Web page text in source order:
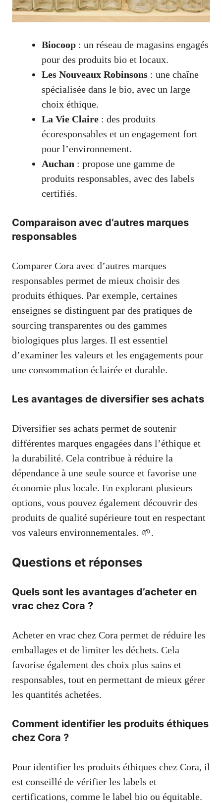
Biocoop : un réseau de magasins engagés
pour des produits bio et locaux.
Les Nouveaux Robinsons : une chaîne
spécialisée dans le bio, avec un large
choix éthique.
La Vie Claire : des produits
écoresponsables et un engagement fort
pour l’environnement.
Auchan : propose une gamme de
produits responsables, avec des labels
certifiés.
Comparaison avec d’autres marques
responsables
Comparer Cora avec d’autres marques
responsables permet de mieux choisir des
produits éthiques. Par exemple, certaines
enseignes se distinguent par des pratiques de
sourcing transparentes ou des gammes
biologiques plus larges. Il est essentiel
d’examiner les valeurs et les engagements pour
une consommation éclairée et durable.
Les avantages de diversifier ses achats
Diversifier ses achats permet de soutenir
différentes marques engagées dans l’éthique et
la durabilité. Cela contribue à réduire la
dépendance à une seule source et favorise une
économie plus locale. En explorant plusieurs
options, vous pouvez également découvrir des
produits de qualité supérieure tout en respectant
vos valeurs environnementales. 🌱.
Questions et réponses
Quels sont les avantages d’acheter en
vrac chez Cora ?
Acheter en vrac chez Cora permet de réduire les
emballages et de limiter les déchets. Cela
favorise également des choix plus sains et
responsables, tout en permettant de mieux gérer
les quantités achetées.
Comment identifier les produits éthiques
chez Cora ?
Pour identifier les produits éthiques chez Cora, il
est conseillé de vérifier les labels et
certifications, comme le label bio ou équitable.